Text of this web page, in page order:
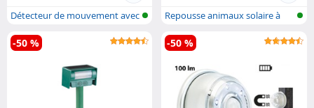
Détecteur de mouvement avec
sirène...
Repousse animaux solaire à
ultrason...
-50 % -50 %